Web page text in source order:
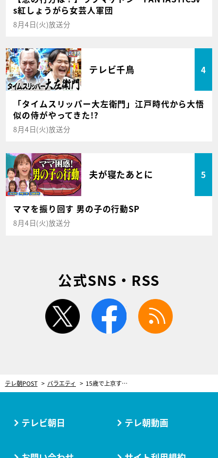
s紅しょうがら女芸人軍団
8月4日(火)放送分
テレビ千鳥 4
「タイムスリッパー大左衛門」江戸時代から大悟
似の侍がやってきた!?
8月4日(火)放送分
夫が寝たあとに 5
ママを振り回す 男の子の行動SP
8月4日(火)放送分
公式SNS・RSS
twitter facebook
テレ朝POST バラエティ 15歳で上京するも20歳で地元へ…天童よしみ、再起のきっかけとなった父の助言明かす
テレビ朝日 テレ朝動画